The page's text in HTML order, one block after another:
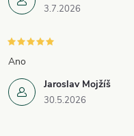
3.7.2026
Jaroslav Mojžíš
30.5.2026
Ano